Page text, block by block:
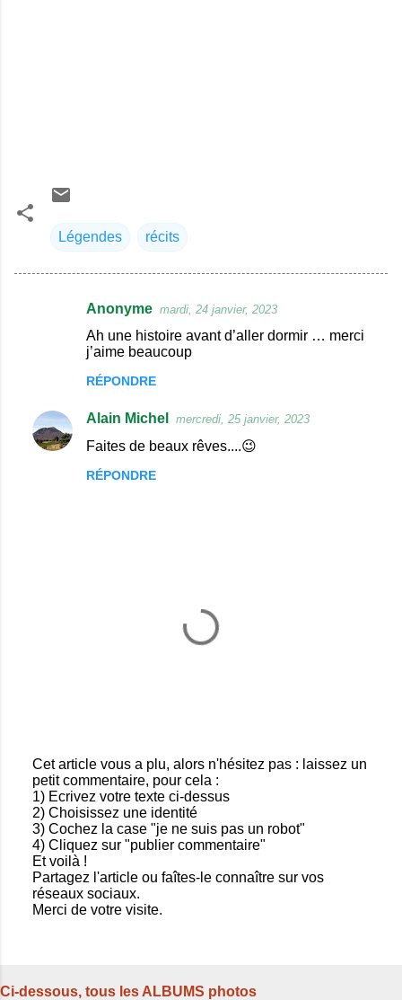
Légendes récits
e
n
Anonyme mardi, 24 janvier, 2023
Ah une histoire avant d’aller dormir … merci
j’aime beaucoup
RÉPONDRE
Alain Michel mercredi, 25 janvier, 2023
Faites de beaux rêves....😉
RÉPONDRE
E
n
r
e
g
i
s
t
r
c
Cet article vous a plu, alors n'hésitez pas : laissez un
petit commentaire, pour cela :
1) Ecrivez votre texte ci-dessus
2) Choisissez une identité
3) Cochez la case "je ne suis pas un robot"
4) Cliquez sur "publier commentaire"
Et voilà !
Partagez l'article ou faîtes-le connaître sur vos
réseaux sociaux.
Merci de votre visite.
Ci-dessous, tous les ALBUMS photos